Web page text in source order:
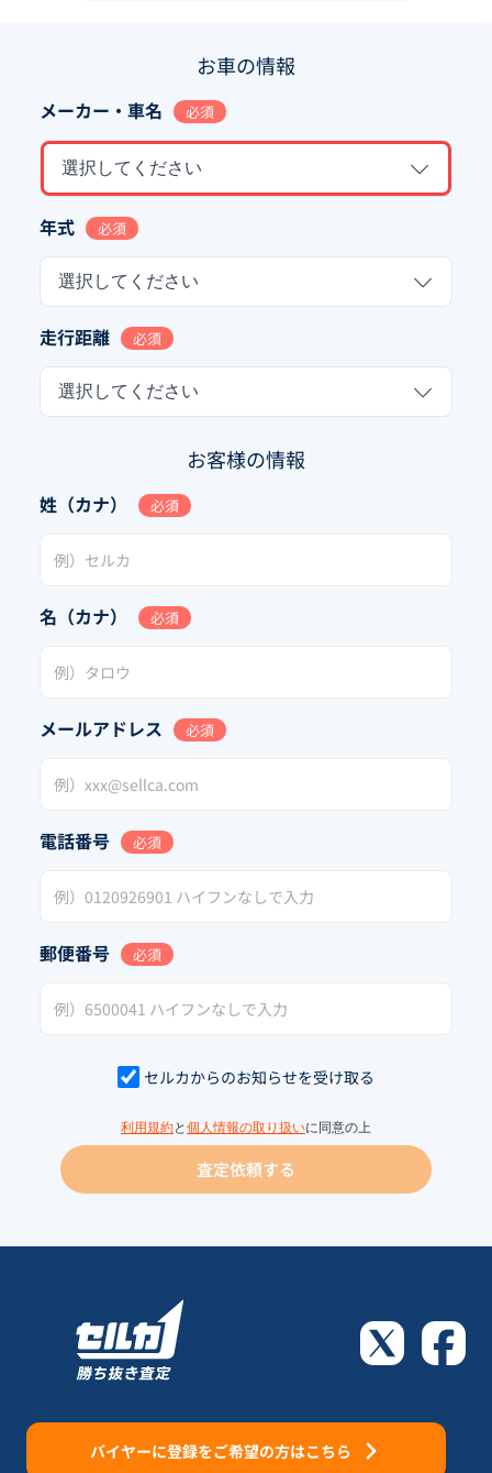
お車の情報
メーカー・車名 必須
選択してください
年式 必須
選択してください
走行距離 必須
選択してください
お客様の情報
姓（カナ） 必須
名（カナ） 必須
メールアドレス 必須
電話番号 必須
郵便番号 必須
セルカからのお知らせを受け取る
利用規約と 個人情報の取り扱いに同意の上
査定依頼する
バイヤーに登録をご希望の方はこちら